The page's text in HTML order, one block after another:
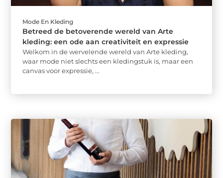
Mode En Kleding
Betreed de betoverende wereld van Arte
kleding: een ode aan creativiteit en expressie
Welkom in de wervelende wereld van Arte kleding,
waar mode niet slechts een kledingstuk is, maar een
canvas voor expressie, ...